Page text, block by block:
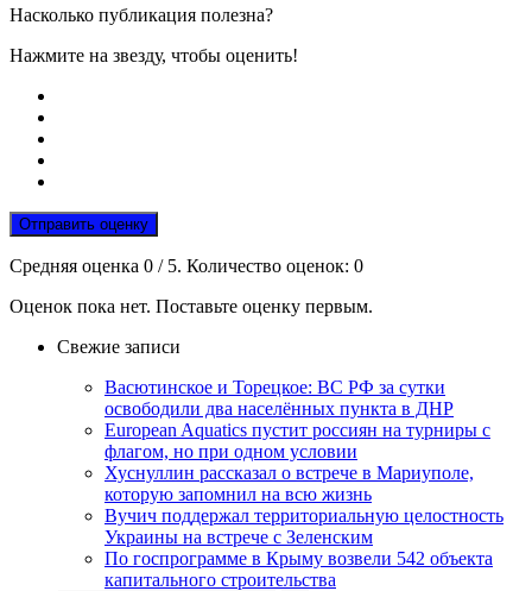
Насколько публикация полезна?
Нажмите на звезду, чтобы оценить!
Отправить оценку
Средняя оценка 0 / 5. Количество оценок: 0
Оценок пока нет. Поставьте оценку первым.
Свежие записи
Васютинское и Торецкое: ВС РФ за сутки
освободили два населённых пункта в ДНР
European Aquatics пустит россиян на турниры с
флагом, но при одном условии
Хуснуллин рассказал о встрече в Мариуполе,
которую запомнил на всю жизнь
Вучич поддержал территориальную целостность
Украины на встрече с Зеленским
По госпрограмме в Крыму возвели 542 объекта
капитального строительства